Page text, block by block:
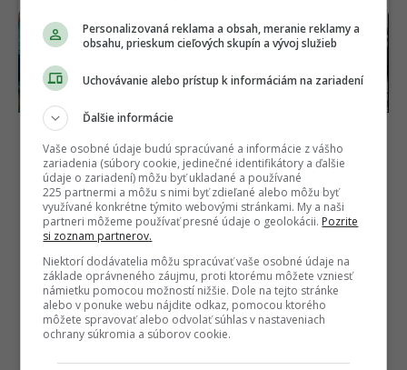
Najlepší komediálny
seriál sa vrátil a prvá časť
rozchádzajú
Čínske autá útočia na
svoju najväčšiu slabinu.
ako si získať Slovákov
Personalizovaná reklama a obsah, meranie reklamy a
obsahu, prieskum cieľových skupín a vývoj služieb
Uchovávanie alebo prístup k informáciám na zariadení
Ďalšie informácie
Vaše osobné údaje budú spracúvané a informácie z vášho
zariadenia (súbory cookie, jedinečné identifikátory a ďalšie
údaje o zariadení) môžu byť ukladané a používané
225 partnermi a môžu s nimi byť zdieľané alebo môžu byť
využívané konkrétne týmito webovými stránkami. My a naši
partneri môžeme používať presné údaje o geolokácii. Pozrite
si zoznam partnerov.
Niektorí dodávatelia môžu spracúvať vaše osobné údaje na
základe oprávneného záujmu, proti ktorému môžete vzniesť
námietku pomocou možností nižšie. Dole na tejto stránke
alebo v ponuke webu nájdite odkaz, pomocou ktorého
môžete spravovať alebo odvolať súhlas v nastaveniach
ochrany súkromia a súborov cookie.